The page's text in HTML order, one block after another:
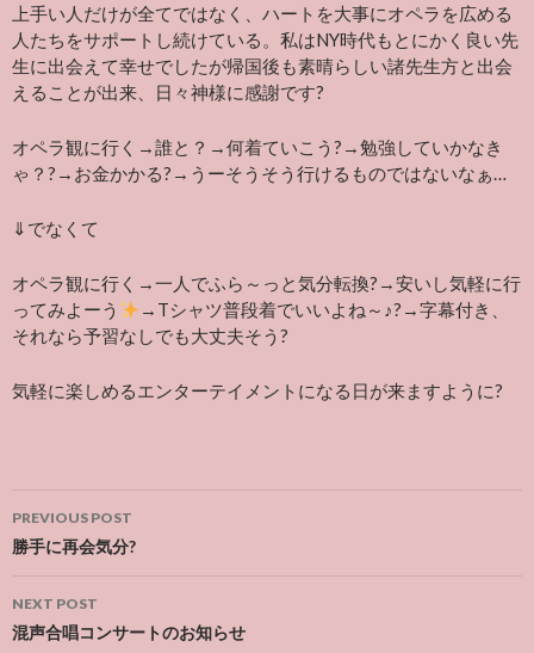
上手い人だけが全てではなく、ハートを大事にオペラを広める
人たちをサポートし続けている。私はNY時代もとにかく良い先
生に出会えて幸せでしたが帰国後も素晴らしい諸先生方と出会
えることが出来、日々神様に感謝です?
オペラ観に行く→誰と？→何着ていこう?→勉強していかなき
ゃ？?→お金かかる?→うーそうそう行けるものではないなぁ…
⇓でなくて
オペラ観に行く→一人でふら～っと気分転換?→安いし気軽に行
ってみよーう
→Tシャツ普段着でいいよね～♪?→字幕付き、
それなら予習なしでも大丈夫そう?
気軽に楽しめるエンターテイメントになる日が来ますように?
Post
navigation
PREVIOUS POST
勝手に再会気分?
NEXT POST
混声合唱コンサートのお知らせ